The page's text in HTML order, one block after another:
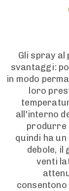
Gli spray
svantaggi:
in modo
loro
all'interno
produrre
quindi ha
debole, il
venti